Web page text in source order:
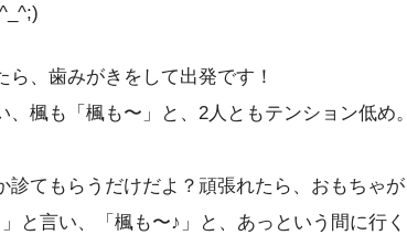
、歯みがきをして出発です！
楓も「楓も〜」と、2人ともテンション低め。
診てもらうだけだよ？頑張れたら、おもちゃが
と言い、「楓も〜♪」と、あっという間に行く